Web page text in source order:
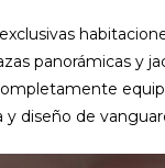
panorámicas y
diseño de